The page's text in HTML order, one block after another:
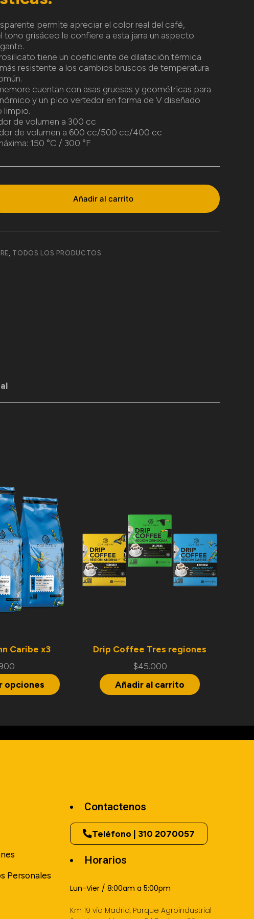
permite apreciar el color real del café,
tono grisáceo le confiere a esta jarra un aspecto
tiene un coeficiente de dilatación térmica
resistente a los cambios bruscos de temperatura
cuentan con asas gruesas y geométricas para
y un pico vertedor en forma de V diseñado
limpio.
de volumen a 300 cc
de volumen a 600 cc/500 cc/400 cc
150 °C / 300 °F
Añadir al carrito
, TODOS LOS PRODUCTOS
Caribe x3
opciones
Drip Coffee Tres regiones
$45.000
Añadir al carrito
Personales
Contactenos
Teléfono | 310 2070057
Horarios
Lun-Vier / 8:00am a 5:00pm
Km 19 vía Madrid, Parque Agroindustrial